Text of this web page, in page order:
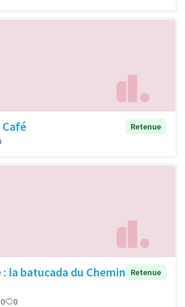
Retenue
la batucada du Chemin Retenue
0 0